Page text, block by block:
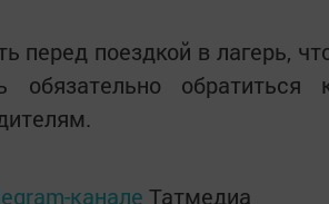
перед поездкой в лагерь,
обязательно обратиться
канале Татмедиа